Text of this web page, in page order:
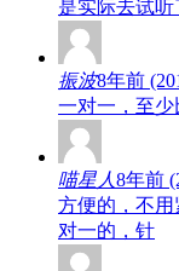
是实际去试
振波8年前
一对一，至少
喵星人8年前
方便的，不
对一的，针